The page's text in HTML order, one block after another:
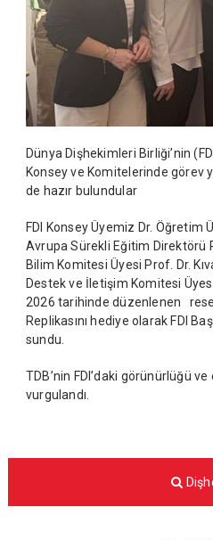
Dünya Dişhekimleri Birliği’nin
Konsey ve Komitelerinde görev
de hazır bulundular
FDI Konsey Üyemiz Dr. Öğretim
Avrupa Sürekli Eğitim Direktörü
Bilim Komitesi Üyesi Prof. Dr.
Destek ve İletişim Komitesi
2026 tarihinde düzenlenen
Replikasını hediye olarak FDI
sundu.
TDB’nin FDI’daki görünürlüğü
vurgulandı.